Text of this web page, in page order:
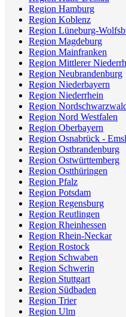
Region Hamburg
Region Koblenz
Region Lüneburg-
Region Magdeburg
Region Mainfranken
Region Mittlerer
Region Neubrandenburg
Region Niederbayern
Region Niederrhein
Region
Region Nord Westfalen
Region Oberbayern
Region Osnabrück -
Region Ostbrandenburg
Region Ostwürttemberg
Region Ostthüringen
Region Pfalz
Region Potsdam
Region Regensburg
Region Reutlingen
Region Rheinhessen
Region Rhein-Neckar
Region Rostock
Region Schwaben
Region Schwerin
Region Stuttgart
Region Südbaden
Region Trier
Region Ulm